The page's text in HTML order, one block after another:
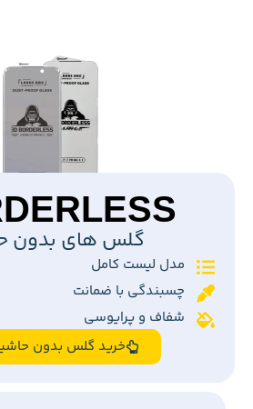
گلس های بدون
مدل لیست کامل
چسبندگی با ضمانت
شفاف و پرایوسی
خرید گلس بدون